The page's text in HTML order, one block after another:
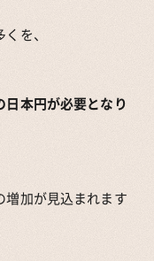
を、
本円が必要となり
増加が見込まれます